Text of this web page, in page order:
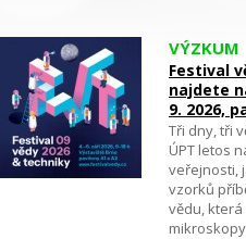
VÝZKUM
Festival
najdete
9. 2026,
Tři dny, tři
ÚPT letos
veřejnosti,
vzorků
vědu,